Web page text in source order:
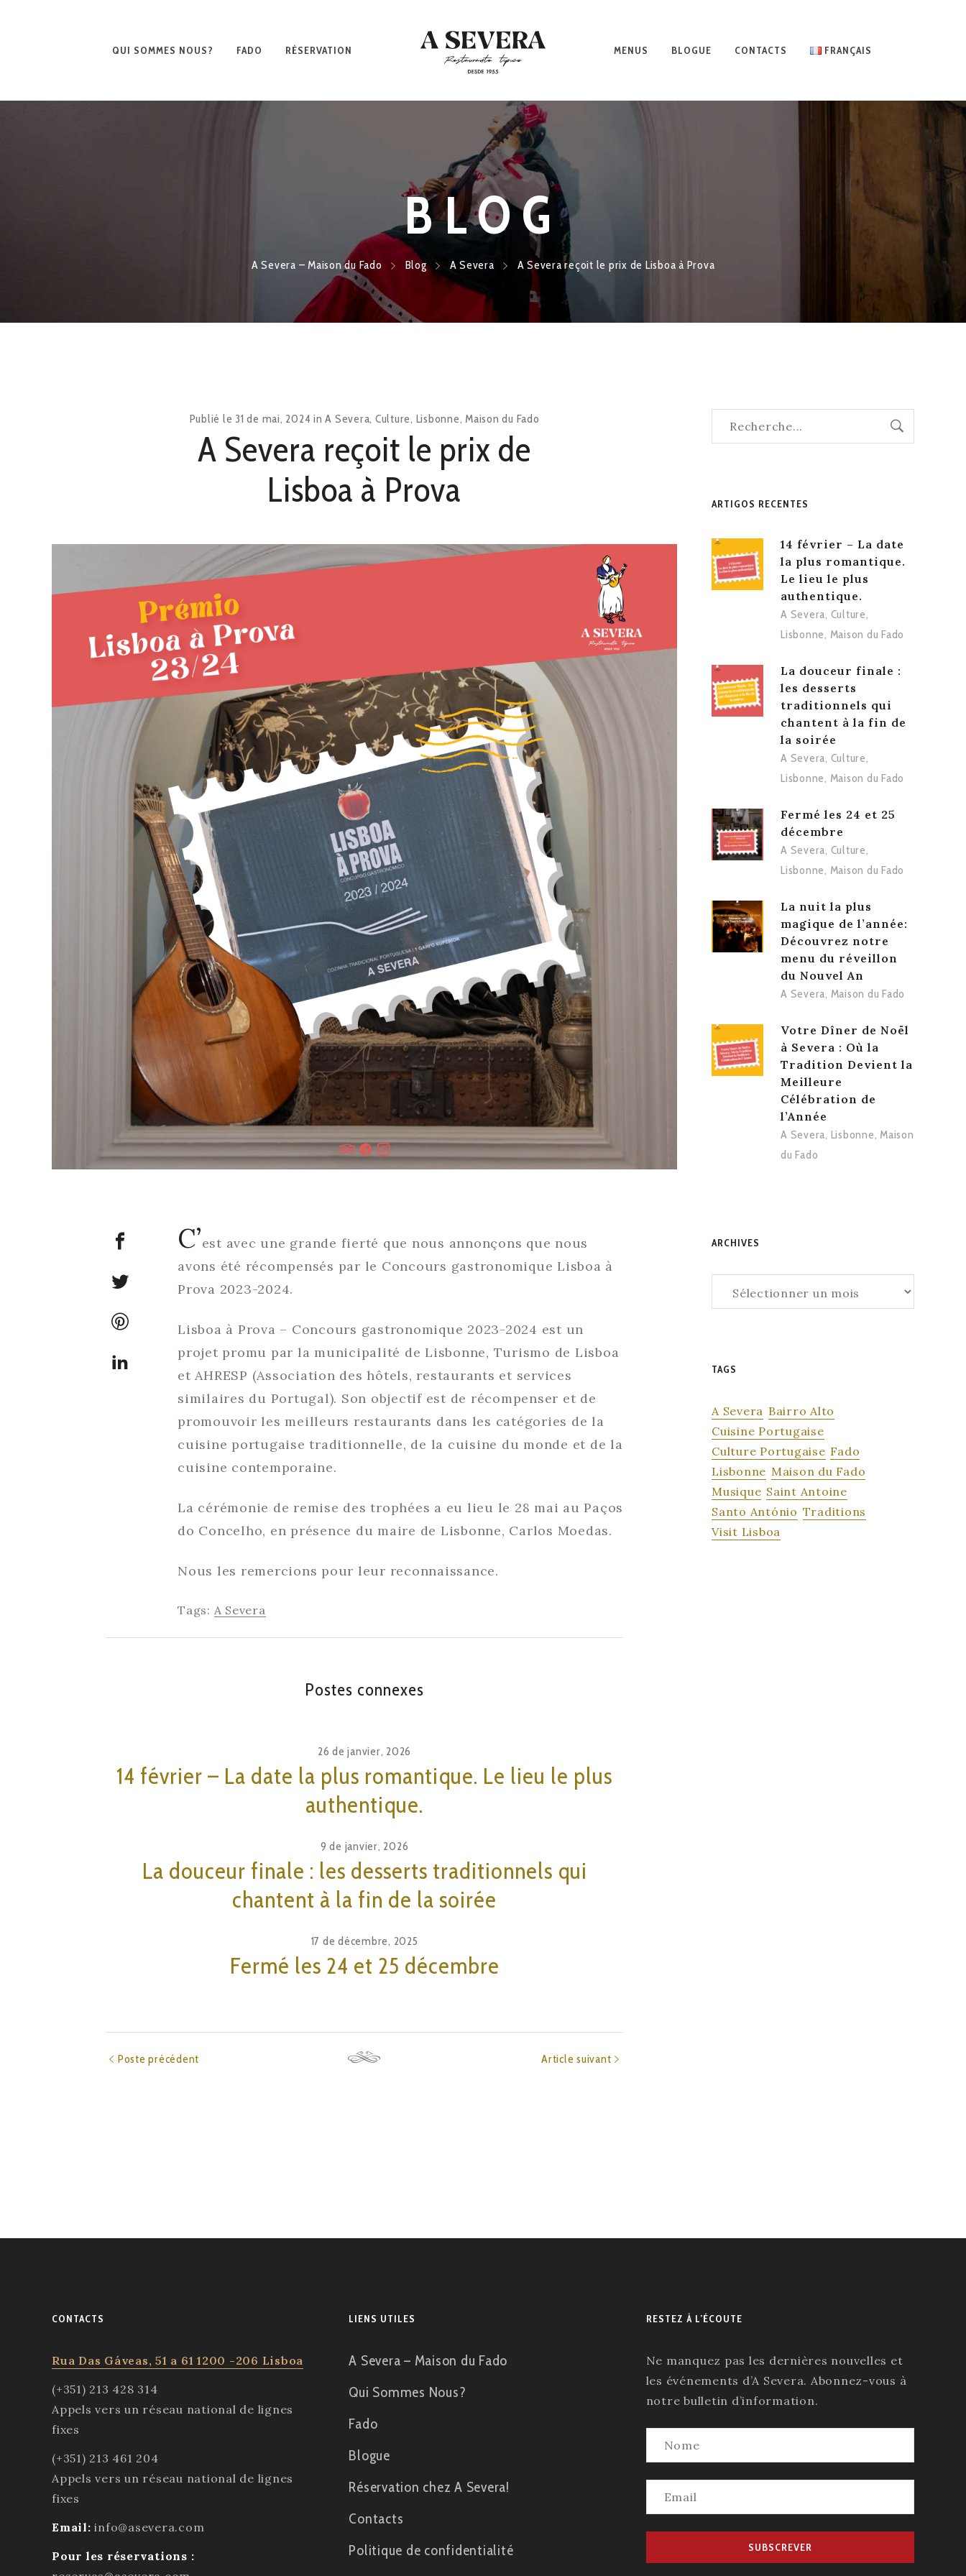
QUI SOMMES NOUS? FADO RÉSERVATION MENUS BLOGUE CONTACTS FRANÇAIS
BLOG
A Severa – Maison du Fado Blog A Severa A Severa reçoit le prix de Lisboa à Prova
Publié le 31 de mai, 2024 inA Severa, Culture, Lisbonne, Maison du Fado
A Severa reçoit le prix de
Lisboa à Prova
C’est avec une grande fierté que nous annonçons que nous
avons été récompensés par le Concours gastronomique Lisboa à
Prova 2023-2024.
Lisboa à Prova – Concours gastronomique 2023-2024 est un
projet promu par la municipalité de Lisbonne, Turismo de Lisboa
et AHRESP (Association des hôtels, restaurants et services
similaires du Portugal). Son objectif est de récompenser et de
promouvoir les meilleurs restaurants dans les catégories de la
cuisine portugaise traditionnelle, de la cuisine du monde et de la
cuisine contemporaine.
La cérémonie de remise des trophées a eu lieu le 28 mai au Paços
do Concelho, en présence du maire de Lisbonne, Carlos Moedas.
Nous les remercions pour leur reconnaissance.
Tags: A Severa
Postes connexes
26 de janvier, 2026
14 février – La date la plus romantique. Le lieu le plus
authentique.
9 de janvier, 2026
La douceur finale : les desserts traditionnels qui
chantent à la fin de la soirée
17 de décembre, 2025
Fermé les 24 et 25 décembre
Poste précédent Article suivant
ARTIGOS RECENTES
14 février – La date
la plus romantique.
Le lieu le plus
authentique.
A Severa, Culture,
Lisbonne, Maison du Fado
La douceur finale :
les desserts
traditionnels qui
chantent à la fin de
la soirée
A Severa, Culture,
Lisbonne, Maison du Fado
Fermé les 24 et 25
décembre
A Severa, Culture,
Lisbonne, Maison du Fado
La nuit la plus
magique de l’année:
Découvrez notre
menu du réveillon
du Nouvel An
A Severa, Maison du Fado
Votre Dîner de Noël
à Severa : Où la
Tradition Devient la
Meilleure
Célébration de
l’Année
A Severa, Lisbonne, Maison
du Fado
ARCHIVES
TAGS
A Severa Bairro Alto
Cuisine Portugaise
Culture Portugaise Fado
Lisbonne Maison du Fado
Musique Saint Antoine
Santo António Traditions
Visit Lisboa
CONTACTS
Rua Das Gáveas, 51 a 61 1200 -206 Lisboa
(+351) 213 428 314
Appels vers un réseau national de lignes
fixes
(+351) 213 461 204
Appels vers un réseau national de lignes
fixes
Email: info@asevera.com
Pour les réservations :
LIENS UTILES
A Severa – Maison du Fado
Qui Sommes Nous?
Fado
Blogue
Réservation chez A Severa!
Contacts
Politique de confidentialité
RESTEZ À L’ÉCOUTE
Ne manquez pas les dernières nouvelles et
les événements d’A Severa. Abonnez-vous à
notre bulletin d’information.